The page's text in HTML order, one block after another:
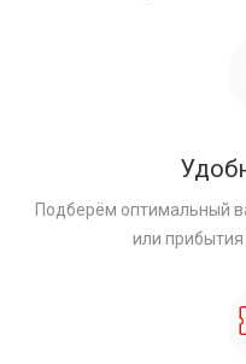
Подберём оптимальный
или прибытия